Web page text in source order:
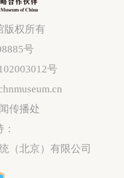
版权所有
号
号
传播处
（北京）有限公司